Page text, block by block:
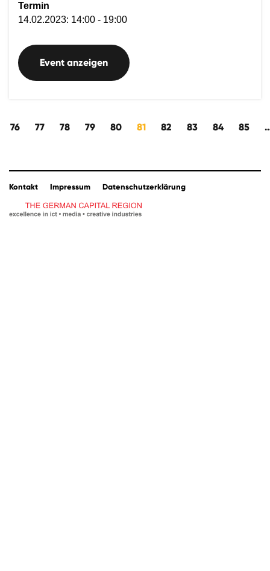
Termin
14.02.2023: 14:00 - 19:00
Event anzeigen
76 77 78 79 80 81 82 83 84 85
Kontakt Impressum Datenschutzerklärung